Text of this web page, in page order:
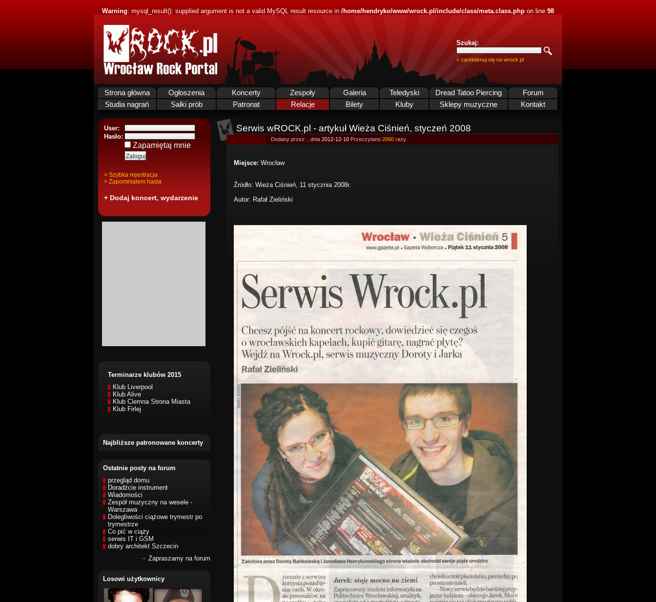
Warning: mysql_result(): supplied argument is not a valid MySQL result resource in /home/hendryko/www/wrock.pl/include/class/meta.class.php on line 98
Szukaj:
> zareklamuj się na wrock.pl
Strona główna Ogłoszenia Koncerty Zespoły Galeria Teledyski Dread Tatoo Piercing
Forum
Studia nagrań
Salki prób Patronat Relacje Bilety Kluby Sklepy muzyczne Kontakt
User:
Hasło:
Zapamiętaj mnie
> Szybka rejestracja
> Zapomnialem hasla
+ Dodaj koncert, wydarzenie
Terminarze klubów 2015
Klub Liverpool
Klub Alive
Klub Ciemna Strona Miasta
Klub Firlej
Najbliższe patronowane koncerty
Ostatnie posty na forum
przegląd domu
Doradźcie instrument
Wiadomości
Zespół muzyczny na wesele -
Warszawa
Dolegliwości ciążowe trymestr po
trymestrze
Co pić w ciąży
serwis IT i GSM
dobry architekt Szczecin
Zapraszamy na forum
Losowi użytkownicy
Serwis wROCK.pl - artykuł Wieża Ciśnień, styczeń 2008
Dodany przez: , dnia 2012-12-10 Przeczytano 2060 razy.
Miejsce: Wrocław
Źródło: Wieża Ciśnień, 11 stycznia 2008r.
Autor: Rafał Zieliński